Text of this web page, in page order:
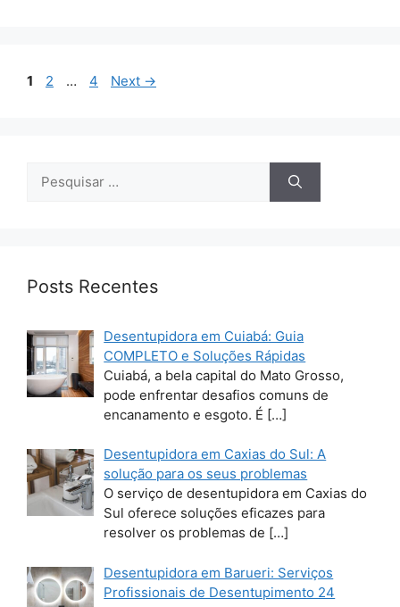
Page
1 Page
2 … Page
4 Next →
por:
Posts Recentes
Desentupidora em Cuiabá: Guia
COMPLETO e Soluções Rápidas
Cuiabá, a bela capital do Mato Grosso,
pode enfrentar desafios comuns de
encanamento e esgoto. É […]
Desentupidora em Caxias do Sul: A
solução para os seus problemas
O serviço de desentupidora em Caxias do
Sul oferece soluções eficazes para
resolver os problemas de […]
Desentupidora em Barueri: Serviços
Profissionais de Desentupimento 24